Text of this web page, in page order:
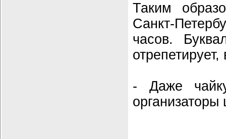
Таким
Санкт-
часов.
- Даже
организаторы